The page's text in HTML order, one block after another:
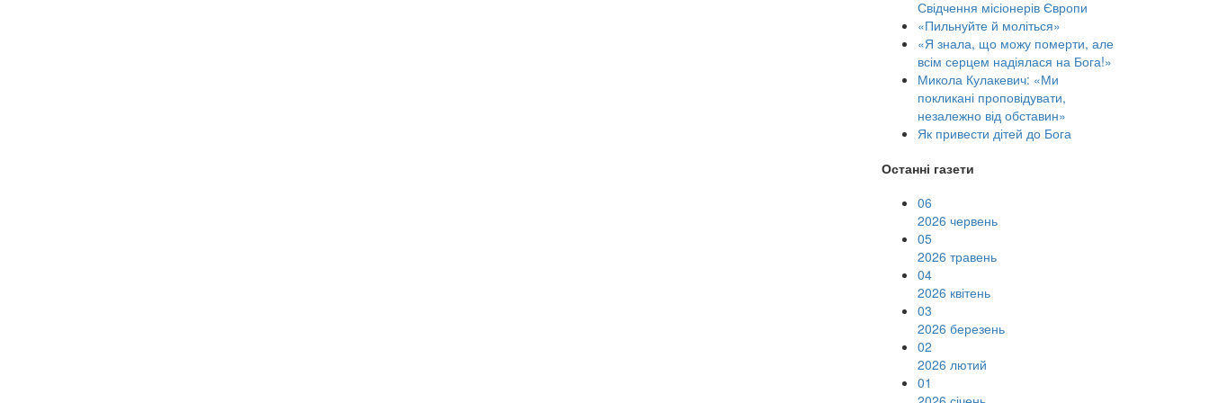
Свідчення місіонерів Європи
«Пильнуйте й моліться»
«Я знала, що можу померти, але
всім серцем надіялася на Бога!»
Микола Кулакевич: «Ми
покликані проповідувати,
незалежно від обставин»
Як привести дітей до Бога
Останні газети
06
2026 червень
05
2026 травень
04
2026 квітень
03
2026 березень
02
2026 лютий
01